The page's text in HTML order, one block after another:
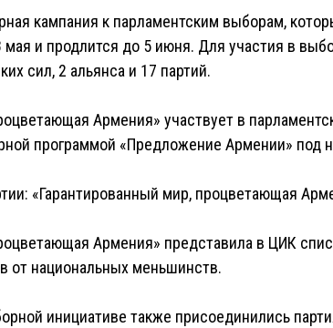
кампания к парламентским выборам,
мая и продлится до 5 июня. Для участия в
сил, 2 альянса и 17 партий.
Армения» участвует в
программой «Предложение Армении» под
«Гарантированный мир, процветающая
Армения» представила в ЦИК
от национальных меньшинств.
инициативе также присоединились